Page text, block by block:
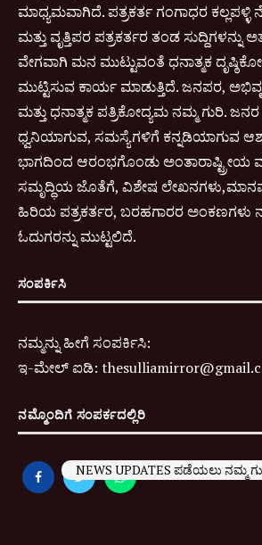
ಮಾಧ್ಯಮವಾಗಿದೆ. ಪತ್ರಕರ್ತ ಗಂಗಾಧರ ಕಲ್ಲಪಳ್ಳಿ
ಮತ್ತು ವೃತ್ತಿಪರ ಪತ್ರಕರ್ತರ ತಂಡ ಸುದ್ದಿಗಳನ್ನು
ವೇಗವಾಗಿ ಮನ ಮುಟ್ಟುವಂತೆ ಧನಾತ್ಮಕ
ಮುಟ್ಟಿಸುವ ಕಾರ್ಯ ಮಾಡುತ್ತಿದೆ. ಜನಪರ,
ಮತ್ತು ಧನಾತ್ಮಕ ಪತ್ರಿಕೋದ್ಯಮ ನಮ್ಮ ಗುರಿ.
ಧ್ವನಿಯಾಗುವ, ಸಮಸ್ಯೆಗಳಿಗೆ ಕನ್ನಡಿಯಾಗುವ
ಭಾಗದಿಂದ ಆರಂಭಗೊಂಡು ಅಂತಾರಾಷ್ಟ್ರೀಯ
ಸಮೃದ್ಧಿಯ ಜೊತೆಗೆ, ವಿಶೇಷ
ಹಿರಿಯ ಪತ್ರಕರ್ತರ, ಬರಹಗಾರರ ಅಂಕಣಗಳು
ಓದುಗರನ್ನು ಮುಟ್ಟಲಿದೆ.
ಸಂಪರ್ಕಿಸಿ
ನಮ್ಮನ್ನು ಹೀಗೆ ಸಂಪರ್ಕಿಸಿ:
ಇ-ಮೇಲ್ ಐಡಿ:
ನಮ್ಮೊಂದಿಗೆ ಸಂಪರ್ಕದಲ್ಲಿರಿ
NEWS UPDATES ಪಡೆಯಲು ನಮ್ಮ